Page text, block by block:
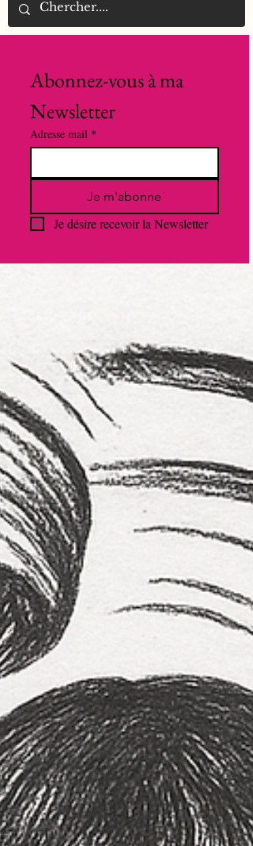
Abonnez-vous à ma
Newsletter
Adresse mail *
Je m'abonne
Je désire recevoir la Newsletter